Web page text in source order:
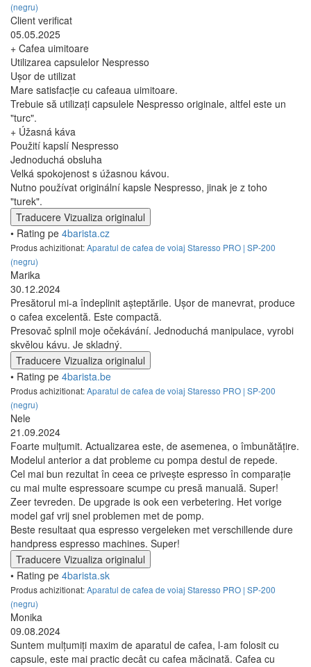
(negru)
Client verificat
05.05.2025
+ Cafea uimitoare
Utilizarea capsulelor Nespresso
Ușor de utilizat
Mare satisfacție cu cafeaua uimitoare.
Trebuie să utilizați capsulele Nespresso originale, altfel este un
"turc".
+ Úžasná káva
Použití kapslí Nespresso
Jednoduchá obsluha
Velká spokojenost s úžasnou kávou.
Nutno používat originální kapsle Nespresso, jinak je z toho
"turek".
Traducere Vizualiza originalul
• Rating pe 4barista.cz
Produs achizitionat:Aparatul de cafea de voiaj Staresso PRO | SP-200
(negru)
Marika
30.12.2024
Presătorul mi-a îndeplinit așteptările. Ușor de manevrat, produce
o cafea excelentă. Este compactă.
Presovač splnil moje očekávání. Jednoduchá manipulace, vyrobi
skvělou kávu. Je skladný.
Traducere Vizualiza originalul
• Rating pe 4barista.be
Produs achizitionat:Aparatul de cafea de voiaj Staresso PRO | SP-200
(negru)
Nele
21.09.2024
Foarte mulțumit. Actualizarea este, de asemenea, o îmbunătățire.
Modelul anterior a dat probleme cu pompa destul de repede.
Cel mai bun rezultat în ceea ce privește espresso în comparație
cu mai multe espressoare scumpe cu presă manuală. Super!
Zeer tevreden. De upgrade is ook een verbetering. Het vorige
model gaf vrij snel problemen met de pomp.
Beste resultaat qua espresso vergeleken met verschillende dure
handpress espresso machines. Super!
Traducere Vizualiza originalul
• Rating pe 4barista.sk
Produs achizitionat:Aparatul de cafea de voiaj Staresso PRO | SP-200
(negru)
Monika
09.08.2024
Suntem mulțumiți maxim de aparatul de cafea, l-am folosit cu
capsule, este mai practic decât cu cafea măcinată. Cafea cu